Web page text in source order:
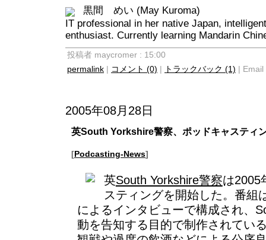
黒間 めい (May Kuroma)
IT professional in her native Japan,
enthusiast. Currently learning Mandarin
投稿者 maycromer : 15:00
permalink | コメント (0) | トラックバック (1) |
2005年08月28日
英South Yorkshire警察、ポッドキャスティ
[Podcasting-News]
英South Yorkshire警察は2005
スティングを開始した。番組
によるインタビューで構成され、
動を告知する目的で制作されてい